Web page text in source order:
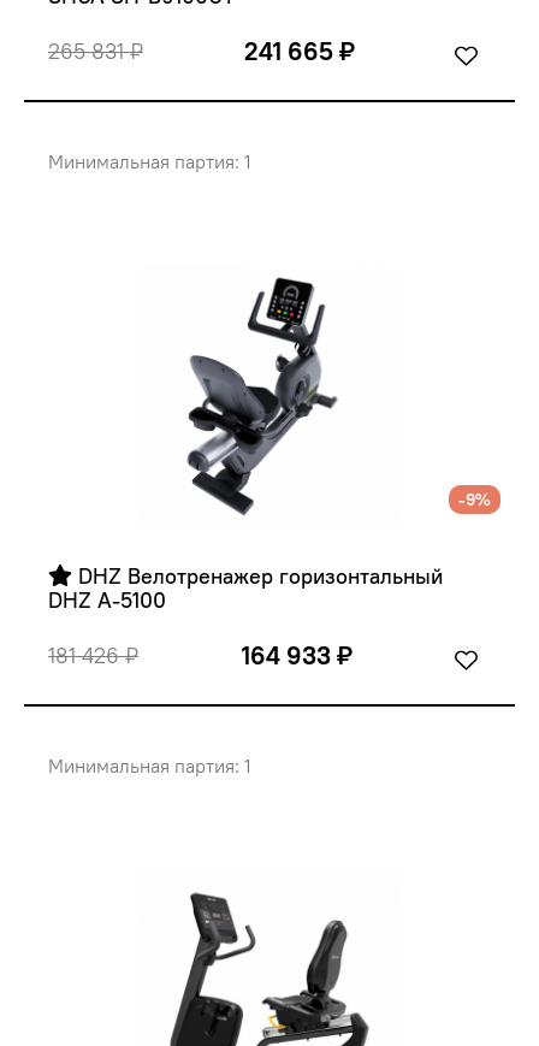
265 831 ₽
241 665 ₽
Минимальная партия: 1
-9%
DHZ Велотренажер горизонтальный
DHZ A-5100
181 426 ₽
164 933 ₽
Минимальная партия: 1